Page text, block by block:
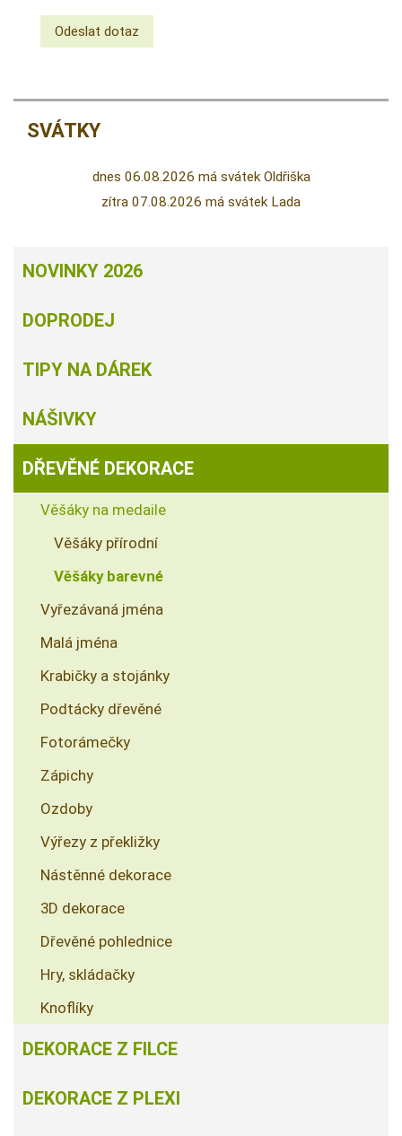
SVÁTKY
dnes 06.08.2026 má svátek Oldřiška
zítra 07.08.2026 má svátek Lada
NOVINKY 2026
DOPRODEJ
TIPY NA DÁREK
NÁŠIVKY
DŘEVĚNÉ DEKORACE
Věšáky na medaile
Věšáky přírodní
Věšáky barevné
Vyřezávaná jména
Malá jména
Krabičky a stojánky
Podtácky dřevěné
Fotorámečky
Zápichy
Ozdoby
Výřezy z překližky
Nástěnné dekorace
3D dekorace
Dřevěné pohlednice
Hry, skládačky
Knoflíky
DEKORACE Z FILCE
DEKORACE Z PLEXI